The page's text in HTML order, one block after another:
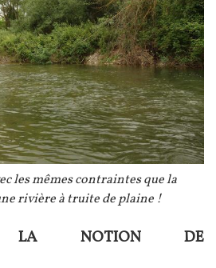
les mêmes contraintes que la
rivière à truite de plaine !
LA NOTION DE